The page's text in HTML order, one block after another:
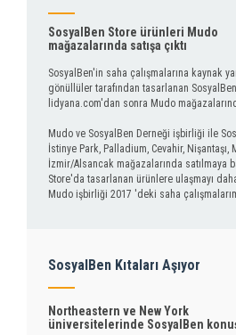
SosyalBen Store ürünleri Mudo
mağazalarında satışa çıktı
SosyalBen'in saha çalışmalarına kaynak
gönüllüler tarafından tasarlanan
lidyana.com'dan sonra Mudo
Mudo ve SosyalBen Derneği işbirliği ile
İstinye Park, Palladium, Cevahir, Nişantaşı,
İzmir/Alsancak mağazalarında satılmaya
Store'da tasarlanan ürünlere ulaşmayı
Mudo işbirliği 2017 'deki saha
SosyalBen Kıtaları Aşıyor
Northeastern ve New York
üniversitelerinde SosyalBen